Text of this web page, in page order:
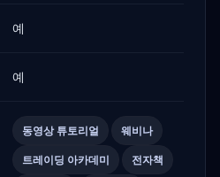
예
예
동영상 튜토리얼 웨비나
트레이딩 아카데미 전자책